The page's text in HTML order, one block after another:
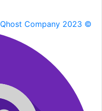
Qhost Company 2023 ©